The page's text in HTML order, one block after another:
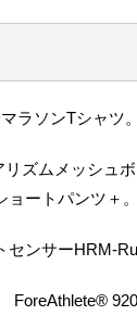
ラソンTシャツ。
ズムメッシュ
ートパンツ＋。
ンサーHRM-